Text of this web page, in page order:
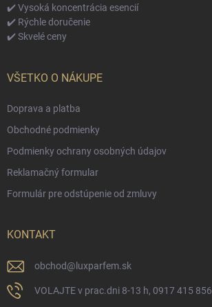
✔️ Vysoká koncentrácia esencií
✔️ Rýchle doručenie
✔️ Skvelé ceny
VŠETKO O NÁKUPE
Doprava a platba
Obchodné podmienky
Podmienky ochrany osobných údajov
Reklamačný formular
Formulár pre odstúpenie od zmluvy
KONTAKT
obchod@ luxparfem.sk
VOLAJTE v prac.dni 8-13 h, 0917 415 856